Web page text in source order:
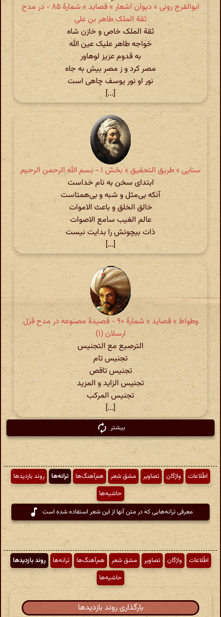
ابوالفرج رونی » دیوان اشعار » قصاید » شمارهٔ ۸۵ - در مدح
ثقة الملک طاهر بن علی
ثقة الملک خاص و خازن شاه
خواجه طاهر علیک عین الله
به قدوم عزیز لوهاور
مصر کرد و ز مصر بیش به جاه
نور او نور یوسف چاهی است
[...]
سنایی » طریق التحقیق » بخش ۱ - بسم الله الرحمن الرحیم
ابتدای سخن به نام خداست
آنکه بی‌مثل و شبه و بی‌همتاست
خالق الخلق و باعث الاموات
عالم الغیب سامع الاصوات
ذات بیچونش را بدایت نیست
[...]
وطواط » قصاید » شمارهٔ ۹۰ - قصیدۀ مصنوعه در مدح قزل
ارسلان (۱)
الترصیع مع التجنیس
تجنیس تام
تجنیس تاقص
تجنیس الزاید و المزید
تجنیس المرکب
[...]
بیشتر
اطّلاعات واژگان تصاویر مشق شعر هم‌آهنگ‌ها ترانه‌ها
روند بازدیدها
حاشیه‌ها
معرفی ترانه‌هایی که در متن آنها از این شعر استفاده شده است
اطّلاعات واژگان تصاویر مشق شعر هم‌آهنگ‌ها ترانه‌ها
روند بازدیدها
حاشیه‌ها
بارگذاری روند بازدیدها